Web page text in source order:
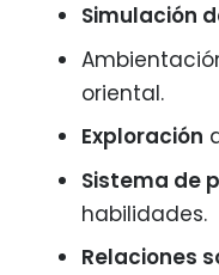
Simulación
oriental.
Exploración
Sistema de
habilidades.
Relaciones